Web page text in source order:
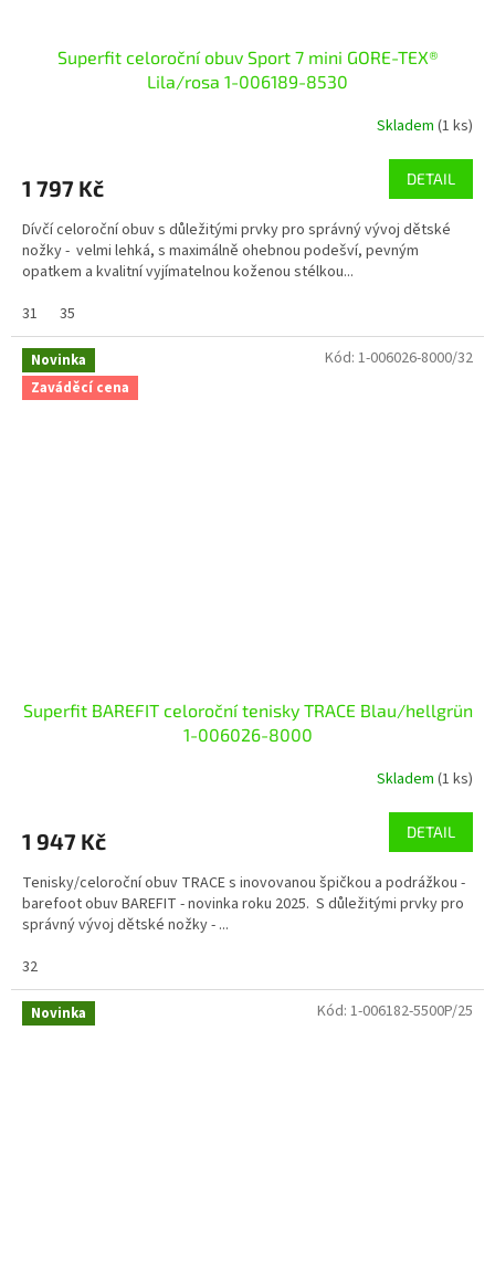
Superfit celoroční obuv Sport 7 mini GORE-TEX®
Lila/rosa 1-006189-8530
Skladem (1 ks)
1 797 Kč DETAIL
Dívčí celoroční obuv s důležitými prvky pro správný vývoj dětské
nožky - velmi lehká, s maximálně ohebnou podešví, pevným
opatkem a kvalitní vyjímatelnou koženou stélkou...
31
35
Novinka
Zaváděcí cena
Superfit BAREFIT celoroční tenisky TRACE Blau/hellgrün
1-006026-8000
Skladem (1 ks)
1 947 Kč DETAIL
Tenisky/celoroční obuv TRACE s inovovanou špičkou a podrážkou -
barefoot obuv BAREFIT - novinka roku 2025. S důležitými prvky pro
správný vývoj dětské nožky - ...
32
Kód: 1-006026-8000/32
Novinka Kód: 1-006182-5500P/25